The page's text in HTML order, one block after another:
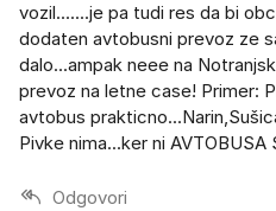
vozil.......je pa tudi res da bi
dodaten avtobusni prevoz ze
dalo...ampak neee na
prevoz na letne case! Primer:
avtobus
Pivke nima...ker ni AVTOBUSA
Odgovori